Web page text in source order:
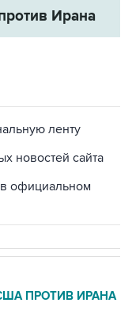
Ирана
ленту
новостей сайта
официальном
ПРОТИВ ИРАНА